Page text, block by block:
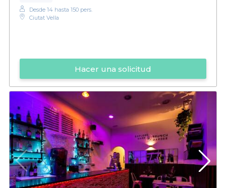
Desde 14 hasta 150 pers.
Ciutat Vella
Hacer una solicitud